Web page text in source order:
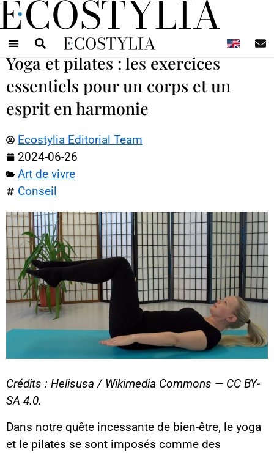
Yoga et pilates : les exercices
essentiels pour un corps et un
esprit en harmonie
Ecostylia Editorial Team
2024-06-26
Art de vivre
Conseil
Crédits : Helisusa / Wikimedia Commons — CC BY-
SA 4.0.
Dans notre quête incessante de bien-être, le yoga
et le pilates se sont imposés comme des